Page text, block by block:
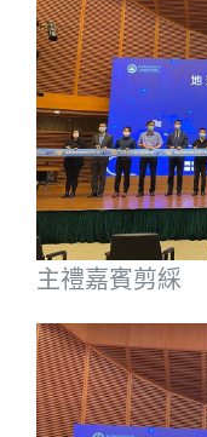
主禮嘉賓剪綵